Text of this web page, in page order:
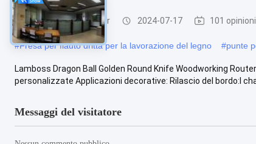
pezzi diritti del router 2024-07-17 101 opinioni
#Fresa per flauto dritta per la lavorazione del legno #punte
Lamboss Dragon Ball Golden Round Knife Woodworking
personalizzate Applicazioni decorative: Rilascio del bordo:I
Messaggi del visitatore